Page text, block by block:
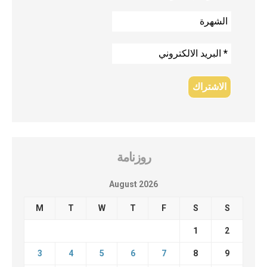
روزنامة
August 2026
M T W T F S S
1 2
3 4 5 6 7 8 9